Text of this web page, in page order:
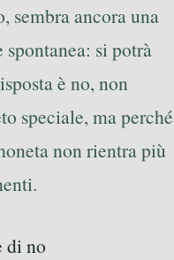
sembra ancora una
spontanea: si potrà
è no, non
speciale, ma perché
non rientra più
di no